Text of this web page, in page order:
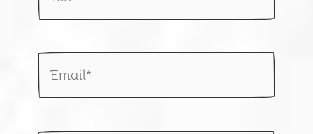
Email*